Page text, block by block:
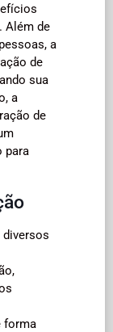
Além de
a
de
sua
a
de
para
forma